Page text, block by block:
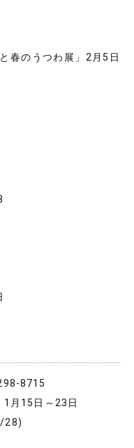
春のうつわ展」2月5日
8715
1月15日～23日
28)